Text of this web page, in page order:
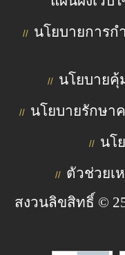
// นโยบายการก
// นโยบายคุ้
// นโยบายรักษา
// นโ
// ตัวช่วยเ
สงวนลิขสิทธิ์ ©